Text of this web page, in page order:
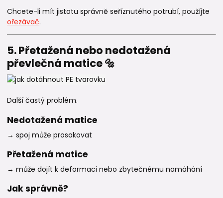
Chcete-li mít jistotu správně seříznutého potrubí, použíjte
ořezávač.
5. Přetažená nebo nedotažená
převlečná matice 🔩
Další častý problém.
Nedotažená matice
→ spoj může prosakovat
Přetažená matice
→ může dojít k deformaci nebo zbytečnému namáhání
Jak správně?